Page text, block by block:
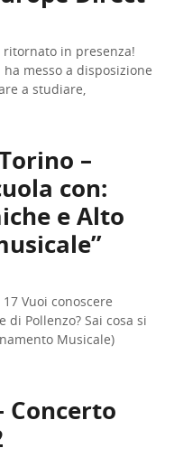
ritornato in presenza!
messo a disposizione
a studiare,
–
con:
e Alto
Vuoi conoscere
di Pollenzo? Sai cosa si
Musicale)
Concerto